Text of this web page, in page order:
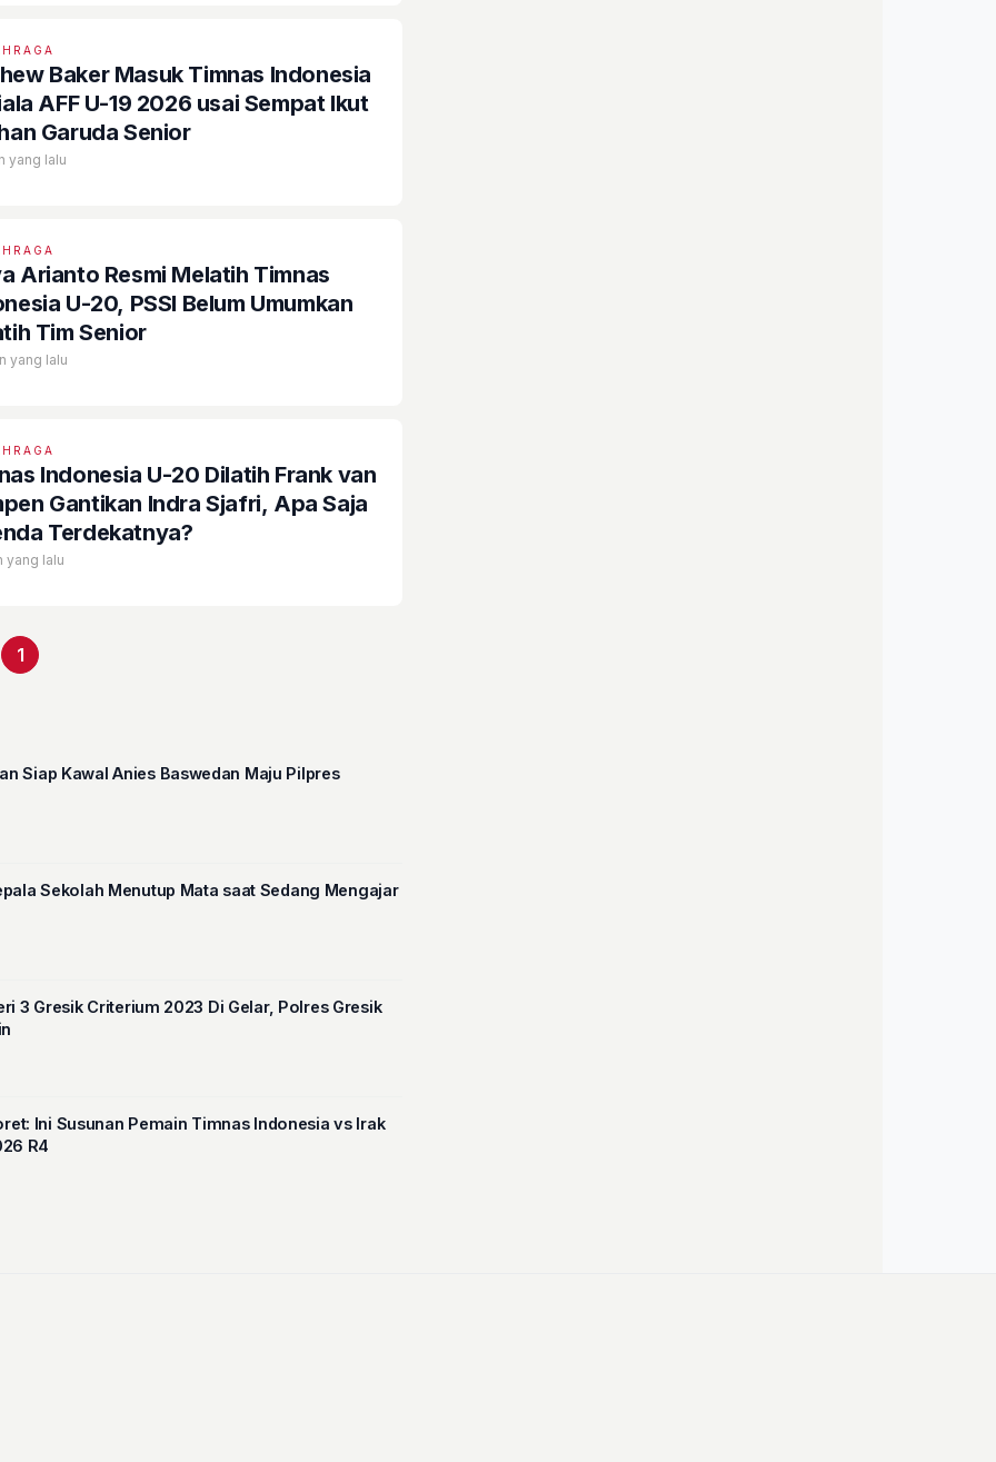
Baker Masuk Timnas Indonesia
AFF U-19 2026 usai Sempat Ikut
Garuda Senior
yang lalu
Arianto Resmi Melatih Timnas
U-20, PSSI Belum Umumkan
Tim Senior
yang lalu
Indonesia U-20 Dilatih Frank van
Gantikan Indra Sjafri, Apa Saja
Terdekatnya?
yang lalu
1
Siap Kawal Anies Baswedan Maju Pilpres
Seorang Kepala Sekolah Menutup Mata saat Sedang Mengajar
3 Gresik Criterium 2023 Di Gelar, Polres Gresik
Ini Susunan Pemain Timnas Indonesia vs Irak
R4